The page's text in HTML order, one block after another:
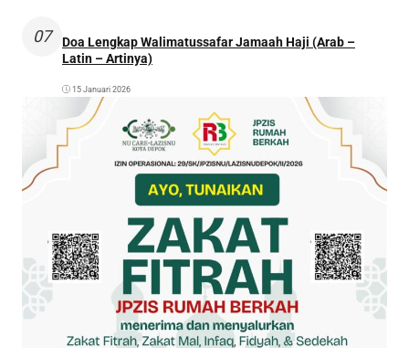
07
Doa Lengkap Walimatussafar Jamaah Haji (Arab –
Latin – Artinya)
15 Januari 2026